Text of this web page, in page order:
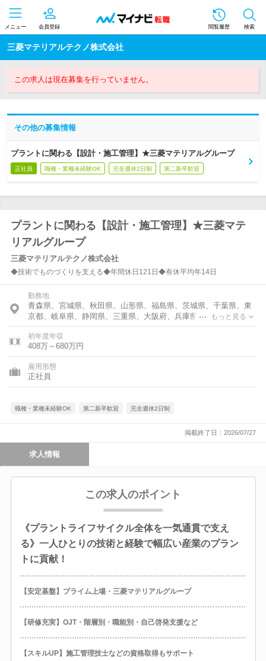
メニュー 会員登録 閲覧履歴 検索
三菱マテリアルテクノ株式会社
この求人は現在募集を行っていません。
その他の募集情報
プラントに関わる【設計・施工管理】★三菱マテリアルグループ
正社員 職種・業種未経験OK 完全週休2日制 第二新卒歓迎
プラントに関わる【設計・施工管理】★三菱マテ
リアルグループ
三菱マテリアルテクノ株式会社
◆技術でものづくりを支える◆年間休日121日◆有休平均年14日
勤務地
青森県、宮城県、秋田県、山形県、福島県、茨城県、千葉県、東
京都、岐阜県、静岡県、三重県、大阪府、兵庫県、岡山県、香川
県、佐賀県
もっと見る
初年度年収
408万～680万円
雇用形態
正社員
職種・業種未経験OK 第二新卒歓迎 完全週休2日制
掲載終了日：2026/07/27
求人情報
この求人のポイント
《プラントライフサイクル全体を一気通貫で支え
る》一人ひとりの技術と経験で幅広い産業のプラン
トに貢献！
【安定基盤】プライム上場・三菱マテリアルグループ
【研修充実】OJT・階層別・職能別・自己啓発支援など
【スキルUP】施工管理技士などの資格取得もサポート